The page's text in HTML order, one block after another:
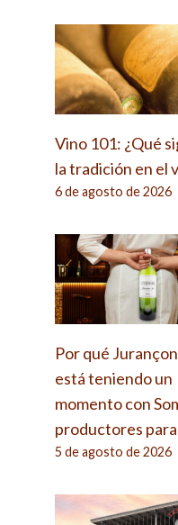
Vino 101: ¿Qué
la tradición en el
6 de agosto de 2026
Por qué
está teniendo un
momento con
productores
5 de agosto de 2026